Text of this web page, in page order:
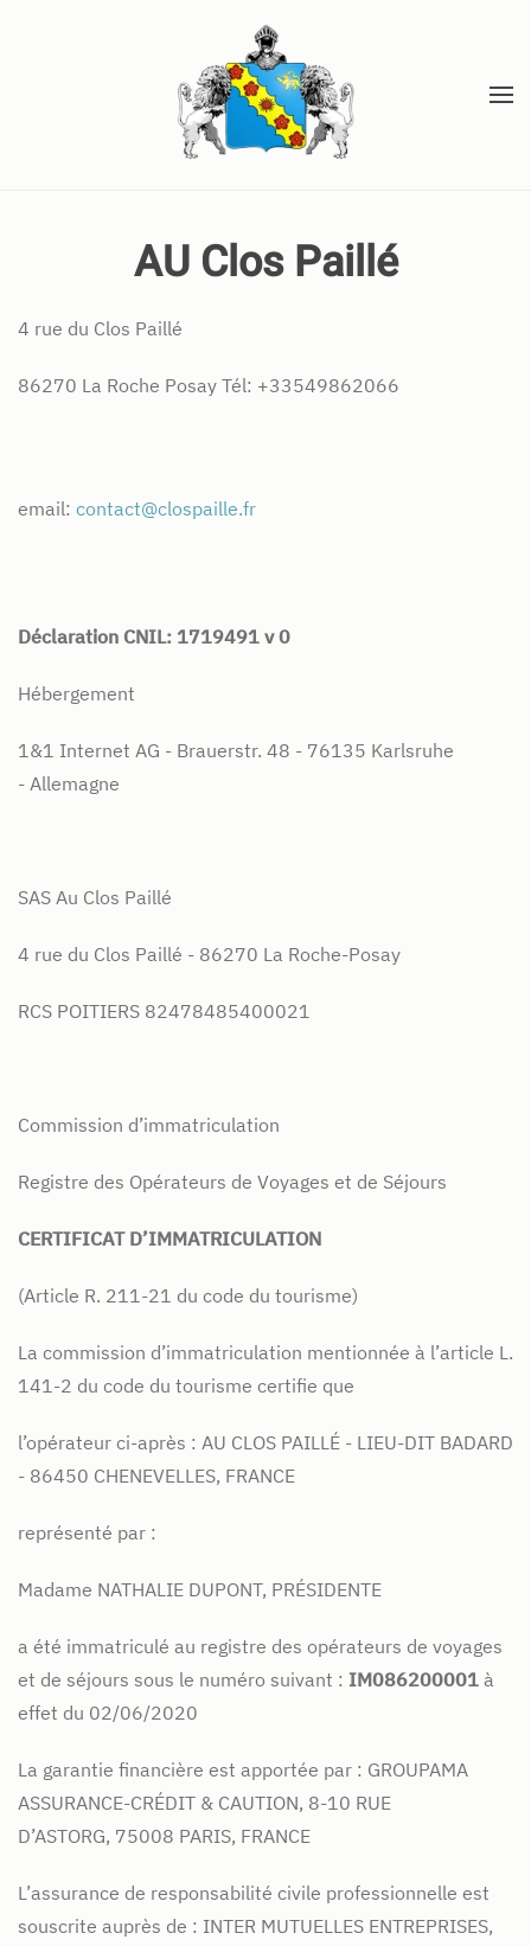
Accéder au contenu principal
AU Clos Paillé
4 rue du Clos Paillé
86270 La Roche Posay Tél: +33549862066
email: contact@clospaille.fr
Déclaration CNIL: 1719491 v 0
Hébergement
1&1 Internet AG - Brauerstr. 48 - 76135 Karlsruhe
- Allemagne
SAS Au Clos Paillé
4 rue du Clos Paillé - 86270 La Roche-Posay
RCS POITIERS 82478485400021
Commission d’immatriculation
Registre des Opérateurs de Voyages et de Séjours
CERTIFICAT D’IMMATRICULATION
(Article R. 211-21 du code du tourisme)
La commission d’immatriculation mentionnée à l’article L.
141-2 du code du tourisme certifie que
l’opérateur ci-après : AU CLOS PAILLÉ - LIEU-DIT BADARD
- 86450 CHENEVELLES, FRANCE
représenté par :
Madame NATHALIE DUPONT, PRÉSIDENTE
a été immatriculé au registre des opérateurs de voyages
et de séjours sous le numéro suivant : IM086200001 à
effet du 02/06/2020
La garantie financière est apportée par : GROUPAMA
ASSURANCE-CRÉDIT & CAUTION, 8-10 RUE
D’ASTORG, 75008 PARIS, FRANCE
L’assurance de responsabilité civile professionnelle est
souscrite auprès de : INTER MUTUELLES ENTREPRISES,